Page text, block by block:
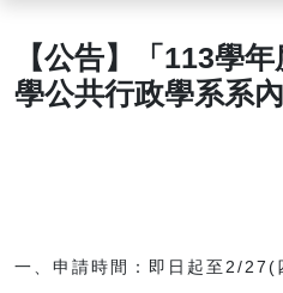
【公告】「113學
學公共行政學系系
一、申請時間：即日起至2/27(